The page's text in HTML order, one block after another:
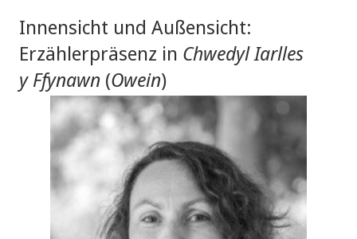
Innensicht und Außensicht:
Erzählerpräsenz in Chwedyl Iarlles
y Ffynawn (Owein)